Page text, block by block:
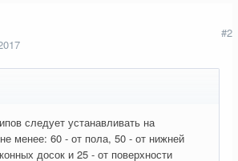
#2
следует устанавливать на
менее: 60 - от пола, 50 - от нижней
досок и 25 - от поверхности